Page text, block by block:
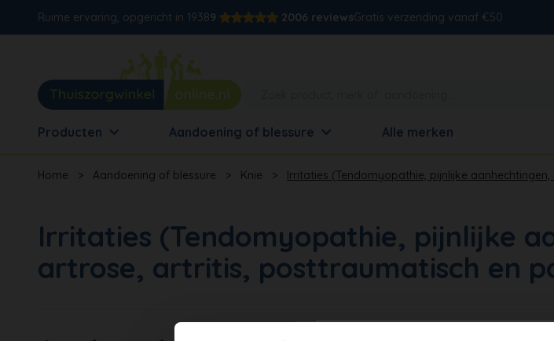
Ruime ervaring, opgericht in 19389 2006 reviewsGratis verzending vanaf €50
Producten Aandoening of blessure Alle merken
Home > Aandoening of blessure > Knie > Irritaties (Tendomyopathie, pijnlijke
Irritaties (Tendomyopathie, pijnlijke
artrose, artritis, posttraumatisch en